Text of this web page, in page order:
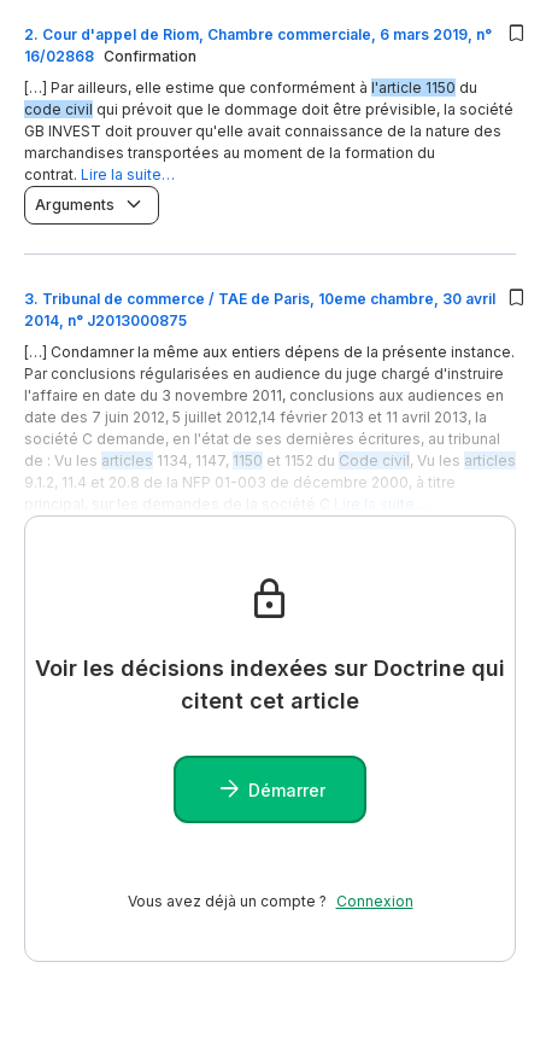
2. Cour d'appel de Riom, Chambre commerciale, 6 mars 2019, n°
16/02868 Confirmation
[…] Par ailleurs, elle estime que conformément à l'article 1150 du
code civil qui prévoit que le dommage doit être prévisible, la société
GB INVEST doit prouver qu'elle avait connaissance de la nature des
marchandises transportées au moment de la formation du
contrat. Lire la suite…
Arguments
3. Tribunal de commerce / TAE de Paris, 10eme chambre, 30 avril
2014, n° J2013000875
[…] Condamner la même aux entiers dépens de la présente instance.
Par conclusions régularisées en audience du juge chargé d'instruire
l'affaire en date du 3 novembre 2011, conclusions aux audiences en
date des 7 juin 2012, 5 juillet 2012,14 février 2013 et 11 avril 2013, la
société C demande, en l'état de ses dernières écritures, au tribunal
de : Vu les articles 1134, 1147, 1150 et 1152 du Code civil, Vu les articles
9.1.2, 11.4 et 20.8 de la NFP 01-003 de décembre 2000, à titre
Lire la suite…
Voir les décisions indexées sur Doctrine qui
citent cet article
Démarrer
Vous avez déjà un compte ? Connexion